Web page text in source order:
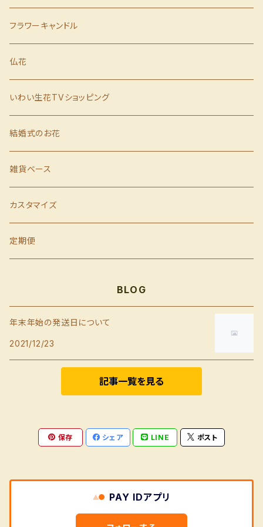
誕生日
歓送迎会
クリスマス
お歳暮
お見舞い
胡蝶蘭
フラワーキャンドル
仏花
いわい生花TVショッピング
結婚式のお花
雑貨ベース
カスタマイズ
定期便
BLOG
年末年始の発送日について
2021/12/23
記事一覧を見る
保存 シェア LINE ポスト
PAY IDアプリ